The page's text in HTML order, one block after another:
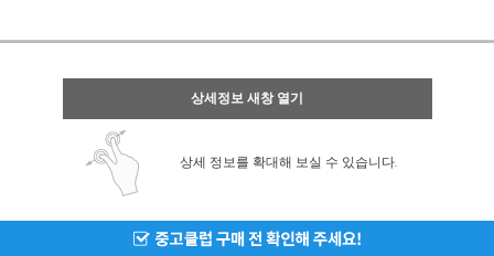
상세정보 새창 열기
상세 정보를 확대해 보실 수 있습니다.